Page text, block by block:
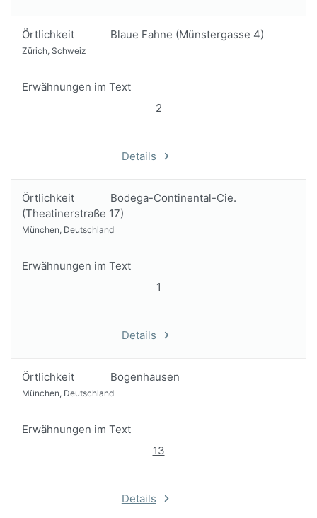
Örtlichkeit Blaue Fahne (Münstergasse 4)
Zürich, Schweiz
Erwähnungen im Text
2
Details
Örtlichkeit
Bodega-Continental-Cie.
(Theatinerstraße 17)
München, Deutschland
Erwähnungen im Text
1
Details
Örtlichkeit Bogenhausen
München, Deutschland
Erwähnungen im Text
13
Details